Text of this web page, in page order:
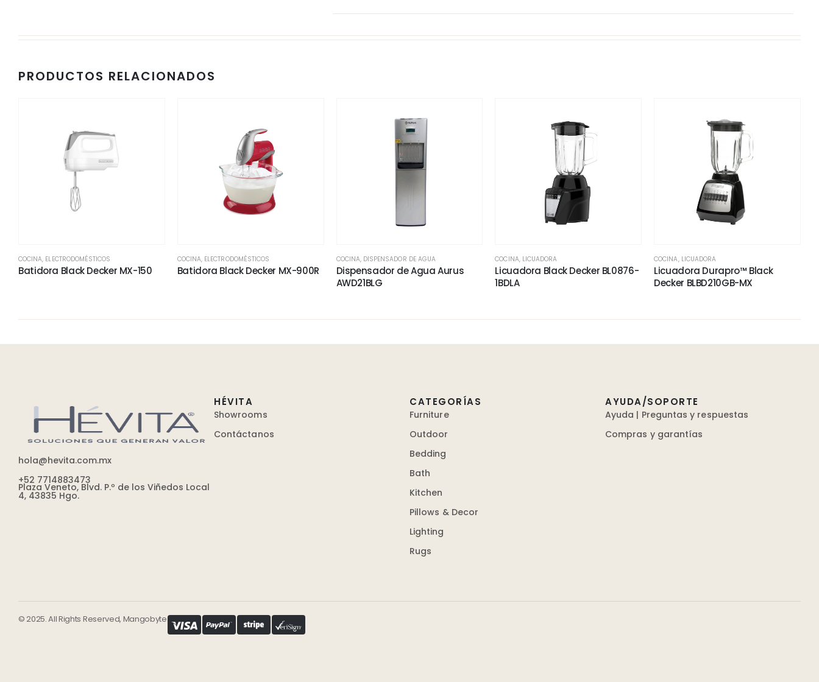
PRODUCTOS RELACIONADOS
COCINA, ELECTRODOMÉSTICOS
Batidora Black Decker MX-150
COCINA, ELECTRODOMÉSTICOS
Batidora Black Decker MX-900R
COCINA, DISPENSADOR DE AGUA
Dispensador de Agua Aurus
AWD21BLG
COCINA, LICUADORA
Licuadora Black Decker BL0876-
1BDLA
COCINA, LICUADORA
Licuadora Durapro™ Black
Decker BLBD210GB-MX
hola@hevita.com.mx
+52 7714883473
Plaza Veneto, Blvd. P.º de los Viñedos Local
4, 43835 Hgo.
HÉVITA
Showrooms
Contáctanos
CATEGORÍAS
Furniture
Outdoor
Bedding
Bath
Kitchen
Pillows & Decor
Lighting
Rugs
AYUDA/SOPORTE
Ayuda | Preguntas y respuestas
Compras y garantías
© 2025. All Rights Reserved, Mangobyte